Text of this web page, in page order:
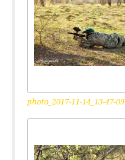
photo_2017-11-14_13-47-09